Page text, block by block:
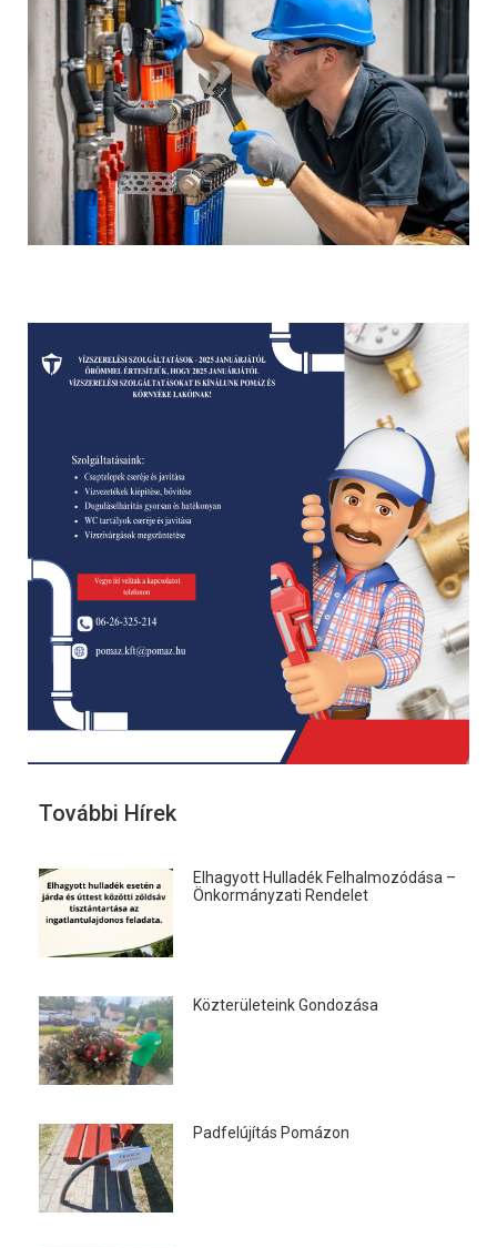
További Hírek
Elhagyott Hulladék Felhalmozódása –
Önkormányzati Rendelet
Közterületeink Gondozása
Padfelújítás Pomázon